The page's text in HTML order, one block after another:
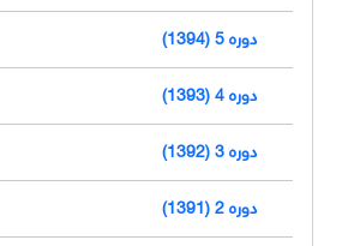
دوره 5 (1394)
دوره 4 (1393)
دوره 3 (1392)
دوره 2 (1391)